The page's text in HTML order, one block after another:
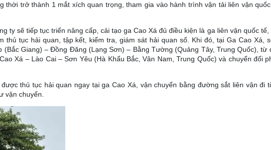
trở thành 1 mắt xích quan trọng, tham gia vào hành trình vận tải liên vận
ty sẽ tiếp tục triển nâng cấp, cải tạo ga Cao Xá đủ điều kiện là ga liên vận quốc
tục hải quan, tập kết, kiểm tra, giám sát hải quan số. Khi đó, tại Ga Cao Xá,
Giang) – Đồng Đăng (Lạng Sơn) – Bằng Tường (Quảng Tây, Trung Quốc), từ
Xá – Lào Cai – Sơn Yêu (Hà Khẩu Bắc, Vân Nam, Trung Quốc) và chuyển đổi
thủ tục hải quan ngay tại ga Cao Xá, vận chuyển bằng đường sắt liên vận đi
vận chuyển.